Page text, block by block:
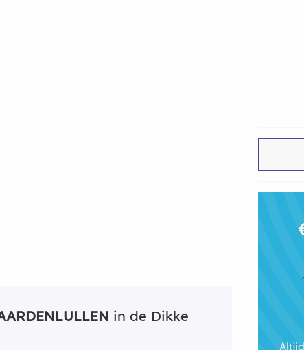
in de Dikke